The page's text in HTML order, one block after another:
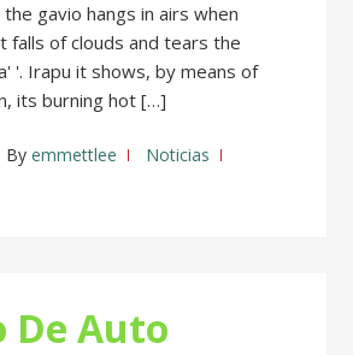
gavio hangs in airs when
falls of clouds and tears the
'. Irapu it shows, by means of
its burning hot […]
Byemmettlee
Noticias
De Auto